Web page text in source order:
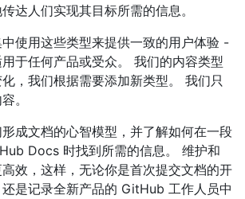
达人们实现其目标所需的信息。
使用这些类型来提供一致的用户体验 -
于任何产品或受众。 我们的内容类型
，我们根据需要添加新类型。 我们只
。
成文档的心智模型，并了解如何在一段
Docs 时找到所需的信息。 维护和
效，这样，无论你是首次提交文档的开
是记录全新产品的 GitHub 工作人员中